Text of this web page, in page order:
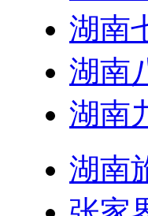
湖南
湖南
湖南
湖南